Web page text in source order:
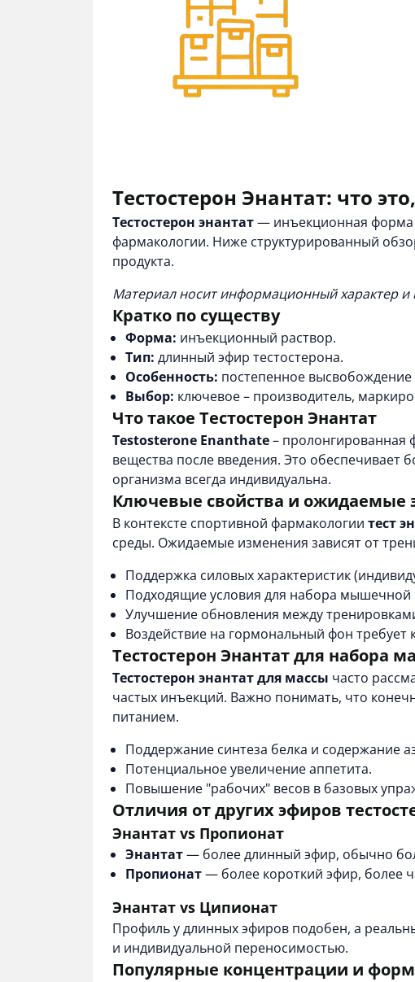
Тестостерон Энантат: что
Тестостерон энантат— инъекционная форма
фармакологии. Ниже структурированный
продукта.
Материал носит информационный характер
Кратко по существу
Форма: инъекционный раствор.
Тип: длинный эфир тестостерона.
Особенность: постепенное
Выбор: ключевое – производитель,
Что такое Тестостерон Энантат
Testosterone Enanthate– пролонгированная
вещества после введения. Это
организма всегда индивидуальна.
Ключевые свойства и ожидаемые
В контексте спортивной фармакологии тест
среды. Ожидаемые изменения зависят от
Поддержка силовых характеристик
Подходящие условия для набора
Улучшение обновления между
Воздействие на гормональный фон требует
Тестостерон Энантат для набора
Тестостерон энантат для массы часто
частых инъекций. Важно понимать, что
питанием.
Поддержание синтеза белка и содержание
Потенциальное увеличение аппетита.
Повышение "рабочих" весов в базовых
Отличия от других эфиров
Энантат vs Пропионат
Энантат— более длинный эфир, обычно
Пропионат— более короткий эфир, более
Энантат vs Ципионат
Профиль у длинных эфиров подобен, а
и индивидуальной переносимостью.
Популярные концентрации и